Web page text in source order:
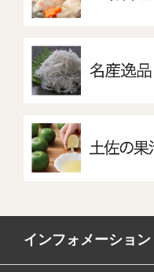
インフォメーション